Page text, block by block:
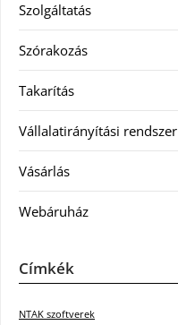
Szolgáltatás
Szórakozás
Takarítás
Vállalatirányítási rendszer
Vásárlás
Webáruház
Címkék
NTAK szoftverek